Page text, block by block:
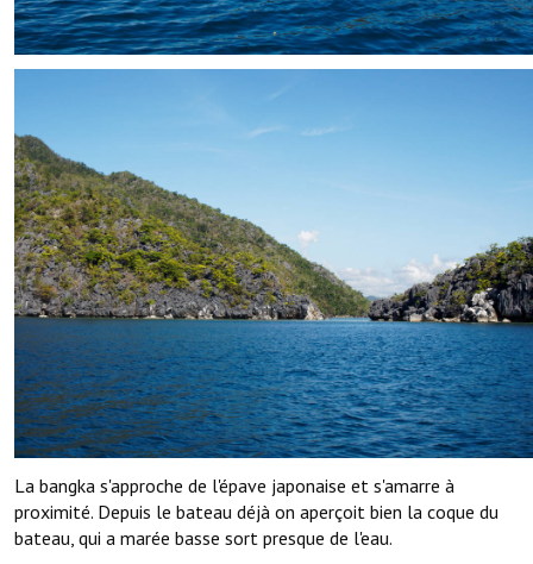
La bangka s'approche de l'épave japonaise et s'amarre à
proximité. Depuis le bateau déjà on aperçoit bien la coque du
bateau, qui a marée basse sort presque de l'eau.